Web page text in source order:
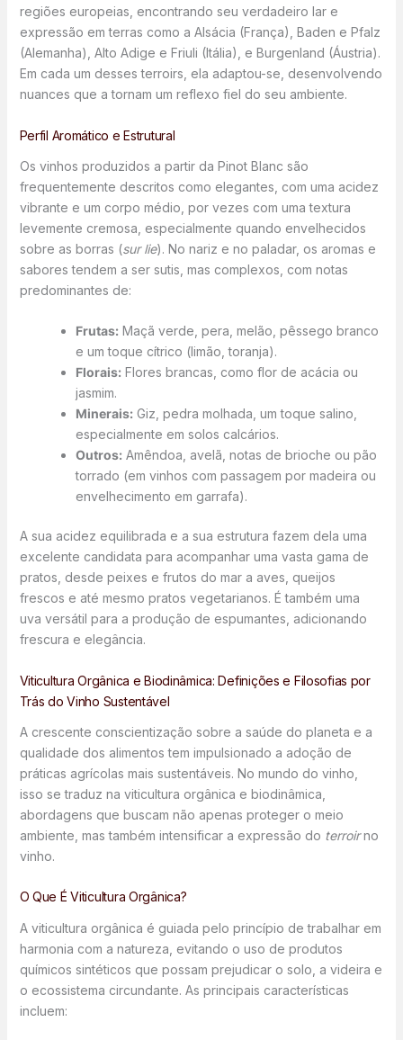
regiões europeias, encontrando seu verdadeiro lar e
expressão em terras como a Alsácia (França), Baden e Pfalz
(Alemanha), Alto Adige e Friuli (Itália), e Burgenland (Áustria).
Em cada um desses terroirs, ela adaptou-se, desenvolvendo
nuances que a tornam um reflexo fiel do seu ambiente.
Perfil Aromático e Estrutural
Os vinhos produzidos a partir da Pinot Blanc são
frequentemente descritos como elegantes, com uma acidez
vibrante e um corpo médio, por vezes com uma textura
levemente cremosa, especialmente quando envelhecidos
sobre as borras (sur lie). No nariz e no paladar, os aromas e
sabores tendem a ser sutis, mas complexos, com notas
predominantes de:
Frutas:Maçã verde, pera, melão, pêssego branco
e um toque cítrico (limão, toranja).
Florais:Flores brancas, como flor de acácia ou
jasmim.
Minerais:Giz, pedra molhada, um toque salino,
especialmente em solos calcários.
Outros:Amêndoa, avelã, notas de brioche ou pão
torrado (em vinhos com passagem por madeira ou
envelhecimento em garrafa).
A sua acidez equilibrada e a sua estrutura fazem dela uma
excelente candidata para acompanhar uma vasta gama de
pratos, desde peixes e frutos do mar a aves, queijos
frescos e até mesmo pratos vegetarianos. É também uma
uva versátil para a produção de espumantes, adicionando
frescura e elegância.
Viticultura Orgânica e Biodinâmica: Definições e Filosofias por
Trás do Vinho Sustentável
A crescente conscientização sobre a saúde do planeta e a
qualidade dos alimentos tem impulsionado a adoção de
práticas agrícolas mais sustentáveis. No mundo do vinho,
isso se traduz na viticultura orgânica e biodinâmica,
abordagens que buscam não apenas proteger o meio
ambiente, mas também intensificar a expressão do terroirno
vinho.
O Que É Viticultura Orgânica?
A viticultura orgânica é guiada pelo princípio de trabalhar em
harmonia com a natureza, evitando o uso de produtos
químicos sintéticos que possam prejudicar o solo, a videira e
o ecossistema circundante. As principais características
incluem: